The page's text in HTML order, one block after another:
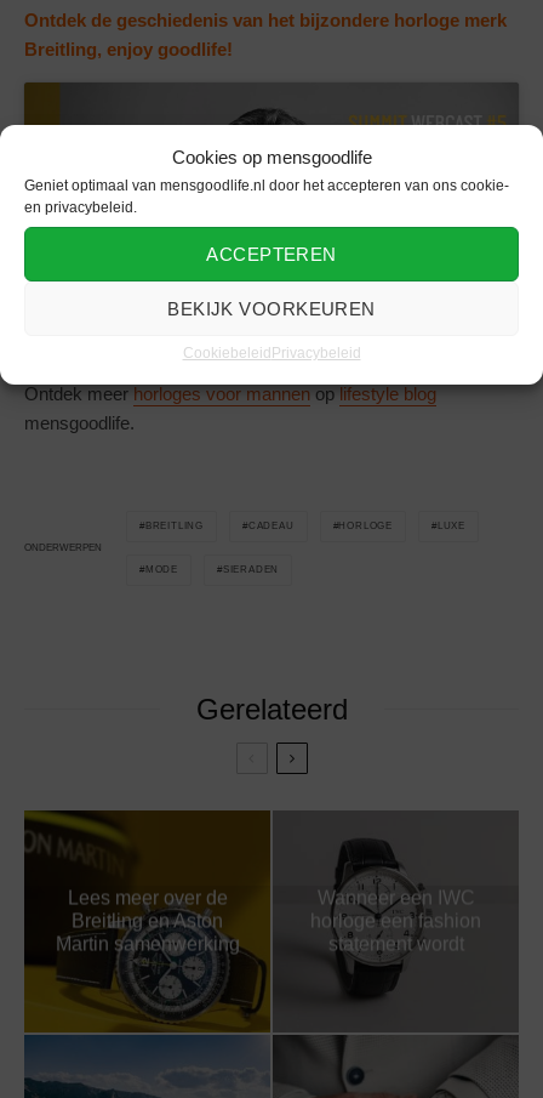
Cookies op mensgoodlife
Geniet optimaal van mensgoodlife.nl door het accepteren van ons cookie-
en privacybeleid.
ACCEPTEREN
BEKIJK VOORKEUREN
Cookiebeleid Privacybeleid
Ontdek de geschiedenis van het bijzondere horloge merk
Breitling, enjoy goodlife!
Klik om marketing cookies te accepteren
Ontdek meer horloges voor mannen op lifestyle blog
mensgoodlife.
ONDERWERPEN
BREITLING CADEAU HORLOGE LUXE
MODE SIERADEN
Gerelateerd
Lees meer over de
Breitling en Aston
Martin samenwerking
Wanneer een IWC
horloge een fashion
statement wordt